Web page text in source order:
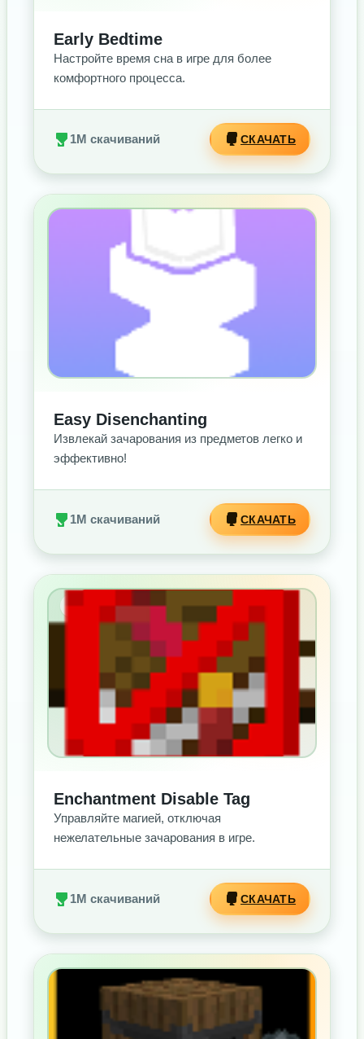
Early Bedtime
Настройте время сна в игре для более
комфортного процесса.
1M скачиваний СКАЧАТЬ
Easy Disenchanting
Извлекай зачарования из предметов легко и
эффективно!
1M скачиваний СКАЧАТЬ
БЕЗ РЕКЛАМЫ
Enchantment Disable Tag
Управляйте магией, отключая
нежелательные зачарования в игре.
1M скачиваний СКАЧАТЬ
БЕЗ РЕКЛАМЫ